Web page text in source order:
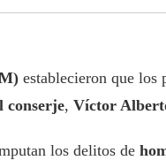
establecieron que los
conserje, Víctor
los delitos de